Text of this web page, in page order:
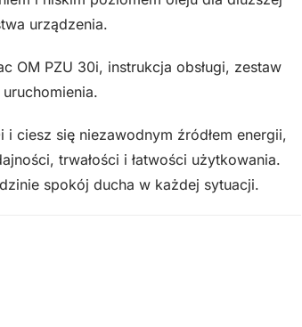
urządzenia.
OM PZU 30i, instrukcja obsługi, zestaw
ciesz się niezawodnym źródłem energii,
trwałości i łatwości użytkowania.
spokój ducha w każdej sytuacji.